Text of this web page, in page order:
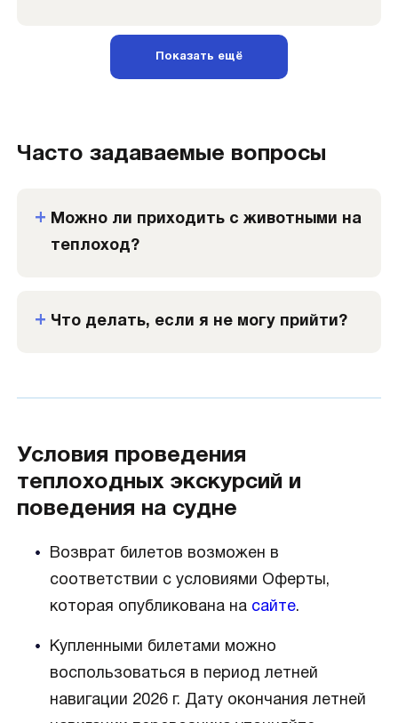
Показать ещё
Часто задаваемые вопросы
Можно ли приходить с животными на
теплоход?
Что делать, если я не могу прийти?
Условия проведения
теплоходных экскурсий и
поведения на судне
Возврат билетов возможен в
соответствии с условиями Оферты,
которая опубликована на сайте.
Купленными билетами можно
воспользоваться в период летней
навигации 2026 г. Дату окончания летней